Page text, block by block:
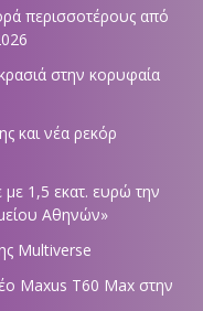
περισσοτέρους από
στην κορυφαία
και νέα ρεκόρ
1,5 εκατ. ευρώ την
Αθηνών»
Multiverse
Maxus T60 Max στην